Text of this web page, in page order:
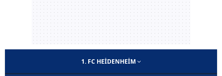
1. FC HEIDENHEIM